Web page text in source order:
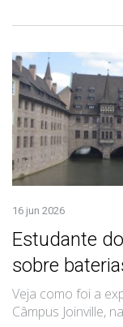
16 jun 2026
Estudante
sobre
Veja como foi a
Câmpus Joinville,